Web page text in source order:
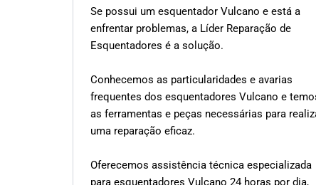
Se possui um esquentador Vulcano e está a
enfrentar problemas, a Líder Reparação de
Esquentadores é a solução.
Conhecemos as particularidades e avarias
frequentes dos esquentadores Vulcano e
as ferramentas e peças necessárias para
uma reparação eficaz.
Oferecemos assistência técnica especializada
para esquentadores Vulcano 24 horas por dia,